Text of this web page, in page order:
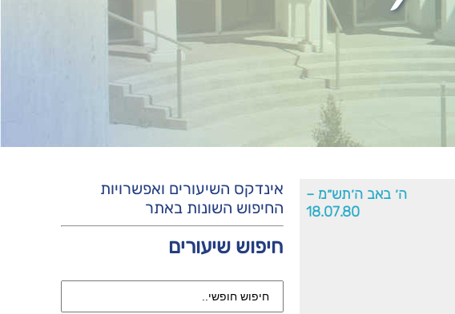
ה׳ באב ה׳תש״מ –
18.07.80
אינדקס השיעורים ואפשרויות
החיפוש השונות באתר
חיפוש שיעורים